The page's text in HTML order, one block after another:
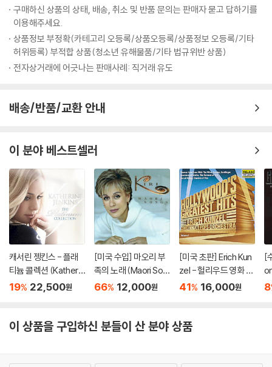
구매하신 상품의 상태, 배송, 취소 및 반품 문의는 판매자 묻고 답하기를
이용해주세요.
상품정보 부정확(카테고리 오등록/상품오등록/상품정보 오등록/기타
허위등록) 부적합 상품(청소년 유해물품/기타 법규위반 상품)
전자상거래에 어긋나는 판매사례: 직거래 유도
배송/반품/교환 안내
이 분야 베스트셀러
캐서린 젱킨스 - 플래
티늄 콜렉션 (Katherin
e Jenkins - Platinum
19% 22,500원
[미국 수입] 마오리 부
족의 노래 (Maori Son
gs) - Kiri Te Kanawa
66% 12,000원
[미국 초판] Erich Kun
zel - 헐리우드 영화 음
악의 전설 1집 - 바람과
와 줄리엣 Hollywoo
41% 16,000원
[
8
이 상품을 구입하신 분들이 산 분야 상품